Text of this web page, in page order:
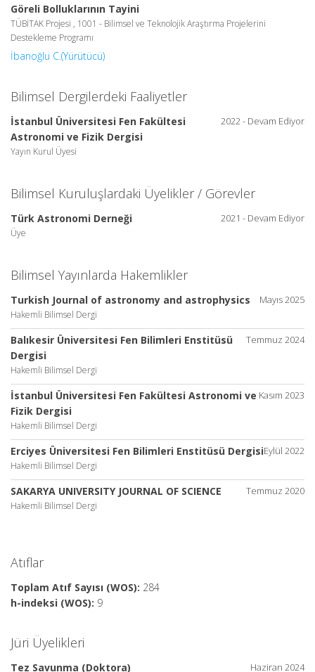
Göreli Bolluklarının Tayini
TÜBİTAK Projesi , 1001 - Bilimsel ve Teknolojik Araştırma Projelerini
Destekleme Programı
İbanoğlu C.(Yürütücü)
Bilimsel Dergilerdeki Faaliyetler
2022 - Devam Ediyor
İstanbul Üniversitesi Fen Fakültesi
Astronomi ve Fizik Dergisi
Yayın Kurul Üyesi
Bilimsel Kuruluşlardaki Üyelikler / Görevler
2021 - Devam Ediyor
Türk Astronomi Derneği
Üye
Bilimsel Yayınlarda Hakemlikler
Mayıs 2025
Turkish Journal of astronomy and astrophysics
Hakemli Bilimsel Dergi
Temmuz 2024
Balıkesir Üniversitesi Fen Bilimleri Enstitüsü
Dergisi
Hakemli Bilimsel Dergi
Kasım 2023
İstanbul Üniversitesi Fen Fakültesi Astronomi ve
Fizik Dergisi
Hakemli Bilimsel Dergi
Eylül 2022
Erciyes Üniversitesi Fen Bilimleri Enstitüsü Dergisi
Hakemli Bilimsel Dergi
Temmuz 2020
SAKARYA UNIVERSITY JOURNAL OF SCIENCE
Hakemli Bilimsel Dergi
Atıflar
Toplam Atıf Sayısı (WOS): 284
h-indeksi (WOS): 9
Jüri Üyelikleri
Haziran 2024
Tez Savunma (Doktora)